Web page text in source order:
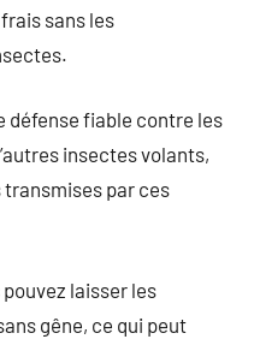
sans les
défense fiable contre les
insectes volants,
par ces
laisser les
gêne, ce qui peut